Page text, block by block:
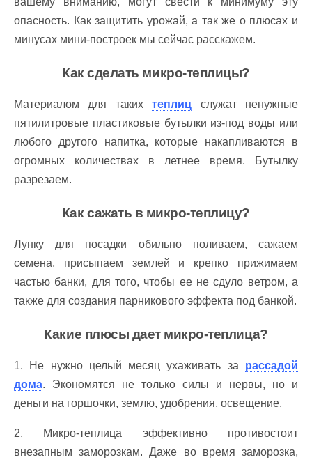
опасность. Как защитить урожай, а так же о плюсах и
минусах мини-построек мы сейчас расскажем.
Как сделать микро-теплицы?
Материалом для такихтеплиц служат ненужные
пятилитровые пластиковые бутылки из-под воды или
любого другого напитка, которые накапливаются в
огромных количествах в летнее время. Бутылку
разрезаем.
Как сажать в микро-теплицу?
Лунку для посадки обильно поливаем, сажаем
семена, присыпаем землей и крепко прижимаем
частью банки, для того, чтобы ее не сдуло ветром, а
также для создания парникового эффекта под банкой.
Какие плюсы дает микро-теплица?
1. Не нужно целый месяц ухаживать за рассадой
дома. Экономятся не только силы и нервы, но и
деньги на горшочки, землю, удобрения, освещение.
2. Микро-теплица эффективно противостоит
внезапным заморозкам. Даже во время заморозка,